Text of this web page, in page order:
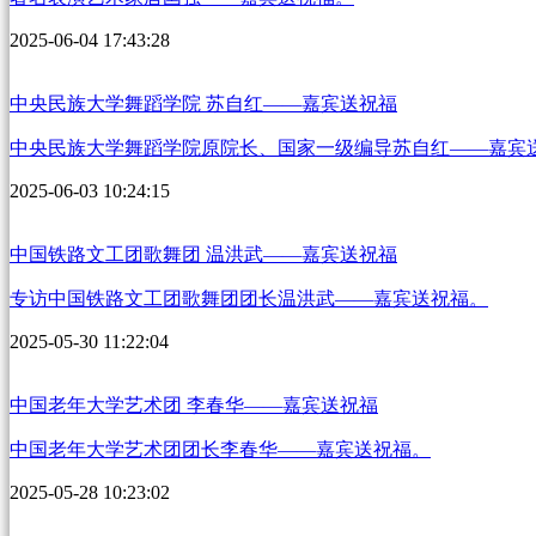
2025-06-04 17:43:28
中央民族大学舞蹈学院 苏自红——嘉宾送祝福
中央民族大学舞蹈学院原院长、国家一级编导苏自红——嘉宾
2025-06-03 10:24:15
中国铁路文工团歌舞团 温洪武——嘉宾送祝福
专访中国铁路文工团歌舞团团长温洪武——嘉宾送祝福。
2025-05-30 11:22:04
中国老年大学艺术团 李春华——嘉宾送祝福
中国老年大学艺术团团长李春华——嘉宾送祝福。
2025-05-28 10:23:02